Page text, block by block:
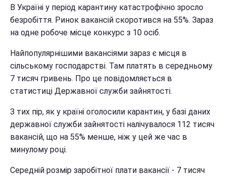
В Україні у період карантину катастрофічно зросло
безробіття. Ринок вакансій скоротився на 55%. Зараз
на одне робоче місце конкурс з 10 осіб.
Найпопулярнішими вакансіями зараз є місця в
сільському господарстві. Там платять в середньому
7 тисяч гривень. Про це повідомляється в
статистиці Державної служби зайнятості.
З тих пір, як у країні оголосили карантин, у базі даних
державної служби зайнятості налічувалося 112 тисяч
вакансій, що на 55% менше, ніж у цей же час в
минулому році.
Середній розмір заробітної плати вакансії - 7 тисяч